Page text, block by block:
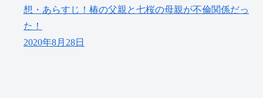
想・あらすじ！椿の父親と七桜の母親が不倫関係だっ
た！
2020年8月28日